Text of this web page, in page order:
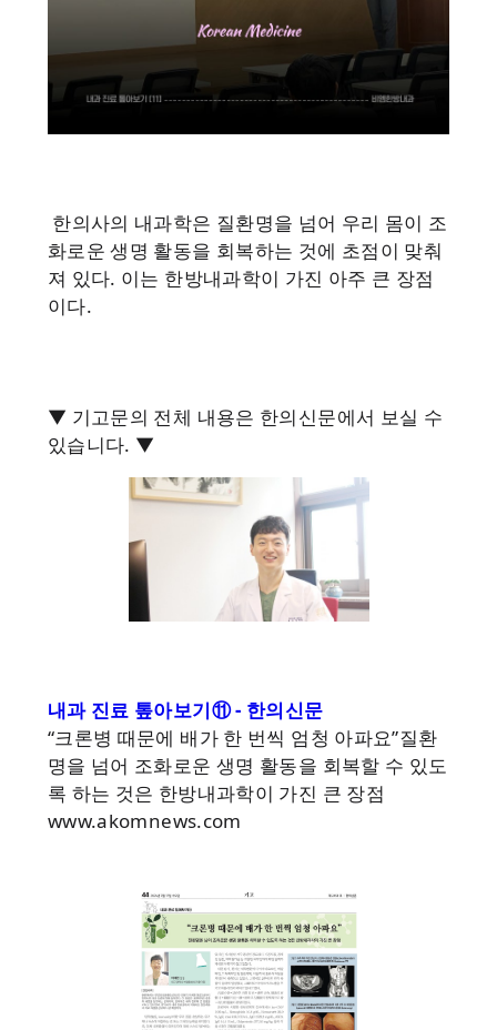
한의사의 내과학은 질환명을 넘어 우리 몸이 조
화로운 생명 활동을 회복하는 것에 초점이 맞춰
져 있다. 이는 한방내과학이 가진 아주 큰 장점
이다.
▼ 기고문의 전체 내용은 한의신문에서 보실 수
있습니다. ▼
내과 진료 톺아보기⑪ - 한의신문
“크론병 때문에 배가 한 번씩 엄청 아파요”질환
명을 넘어 조화로운 생명 활동을 회복할 수 있도
록 하는 것은 한방내과학이 가진 큰 장점
www.akomnews.com